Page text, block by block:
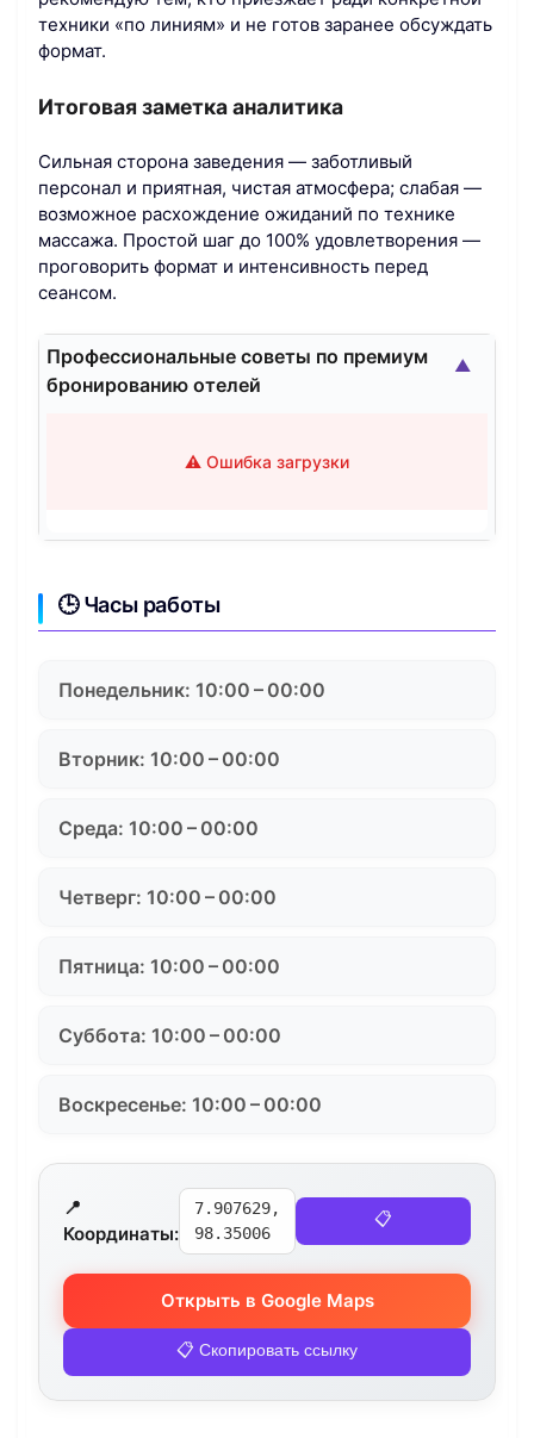
техники «по линиям» и не готов заранее обсуждать
формат.
Итоговая заметка аналитика
Сильная сторона заведения — заботливый
персонал и приятная, чистая атмосфера; слабая —
возможное расхождение ожиданий по технике
массажа. Простой шаг до 100% удовлетворения —
проговорить формат и интенсивность перед
сеансом.
Профессиональные советы по премиум
бронированию отелей
⚠️ Ошибка загрузки
▲
🕒 Часы работы
Понедельник: 10:00 – 00:00
Вторник: 10:00 – 00:00
Среда: 10:00 – 00:00
Четверг: 10:00 – 00:00
Пятница: 10:00 – 00:00
Суббота: 10:00 – 00:00
Воскресенье: 10:00 – 00:00
📍
Координаты:
7.907629,
98.35006
📋
Открыть в Google Maps
📋 Скопировать ссылку